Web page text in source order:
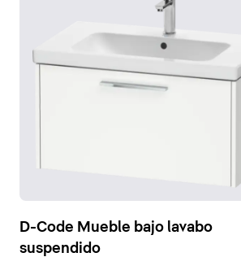
D-Code Mueble bajo lavabo
suspendido